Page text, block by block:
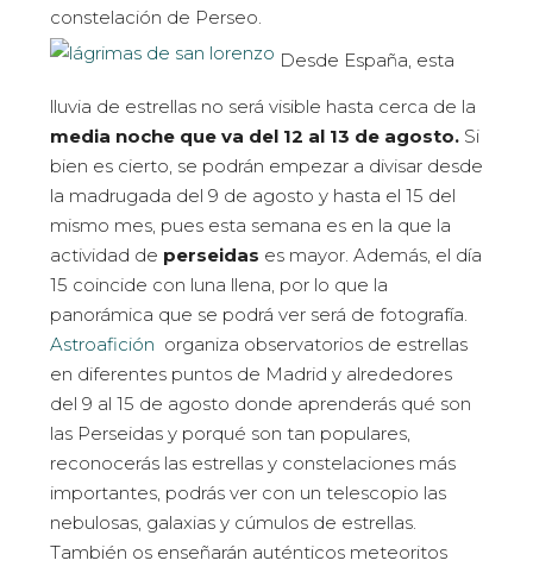
constelación de Perseo.
Desde España, esta
lluvia de estrellas no será visible hasta cerca de la
media noche que va del 12 al 13 de agosto. Si
bien es cierto, se podrán empezar a divisar desde
la madrugada del 9 de agosto y hasta el 15 del
mismo mes, pues esta semana es en la que la
actividad de perseidas es mayor. Además, el día
15 coincide con luna llena, por lo que la
panorámica que se podrá ver será de fotografía.
Astroafición organiza observatorios de estrellas
en diferentes puntos de Madrid y alrededores
del 9 al 15 de agosto donde aprenderás qué son
las Perseidas y porqué son tan populares,
reconocerás las estrellas y constelaciones más
importantes, podrás ver con un telescopio las
nebulosas, galaxias y cúmulos de estrellas.
También os enseñarán auténticos meteoritos